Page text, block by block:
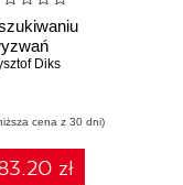
Diks
cena z 30 dni)
zł